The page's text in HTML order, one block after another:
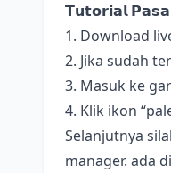
𝗧𝘂𝘁𝗼𝗿𝗶𝗮𝗹
1. Download
2. Jika sudah
3. Masuk ke
4. Klik ikon
Selanjutnya
manager. ada